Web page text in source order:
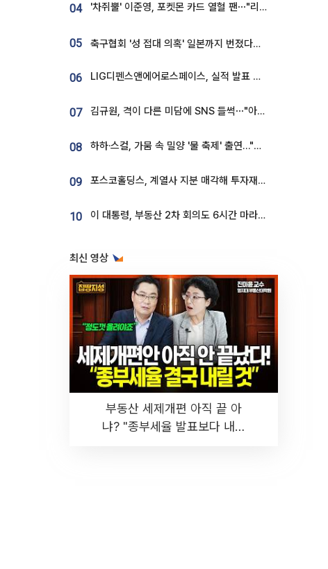
04 '차쥐뿔' 이준영, 포켓몬 카드 열혈 팬⋯"리셀러 처단할 것"
05 축구협회 '성 접대 의혹' 일본까지 번졌다…日 심판 실명 공개
06 LIG디펜스앤에어로스페이스, 실적 발표 후 급락→반등⋯증권가 “28년까지 튼튼”
07 김규원, 격이 다른 미담에 SNS 들썩⋯"아이 속옷 빨고 졸업식도 참석"
08 하하·스컬, 가뭄 속 밀양 '물 축제' 출연…"출연료 전액 기부"
09 포스코홀딩스, 계열사 지분 매각해 투자재원 2.5조 확보
10 이 대통령, 부동산 2차 회의도 6시간 마라톤…"기존 사고 벗어나 과감히 실천"
최신 영상
부동산 세제개편 아직 끝 아
냐? "종부세율 발표보다 내릴